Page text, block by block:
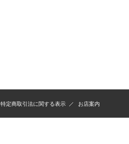
特定商取引法に関する表示 お店案内